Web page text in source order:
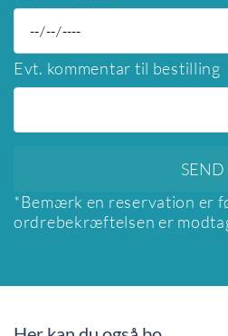
Evt. kommentar til bestilling
*Bemærk en reservation er
ordrebekræftelsen er